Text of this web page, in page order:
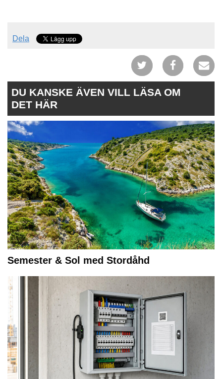
Dela
DU KANSKE ÄVEN VILL LÄSA OM
DET HÄR
Semester & Sol med Stordåhd